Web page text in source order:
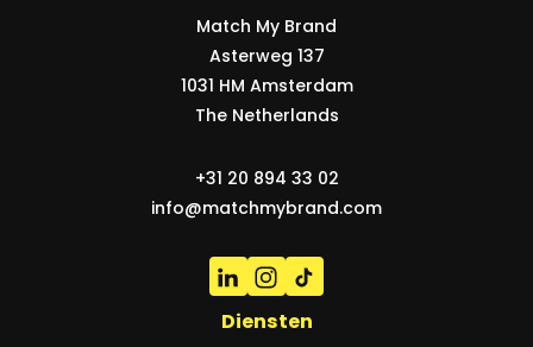
Match My Brand
Asterweg 137
1031 HM Amsterdam
The Netherlands
+31 20 894 33 02
info@matchmybrand.com
Diensten